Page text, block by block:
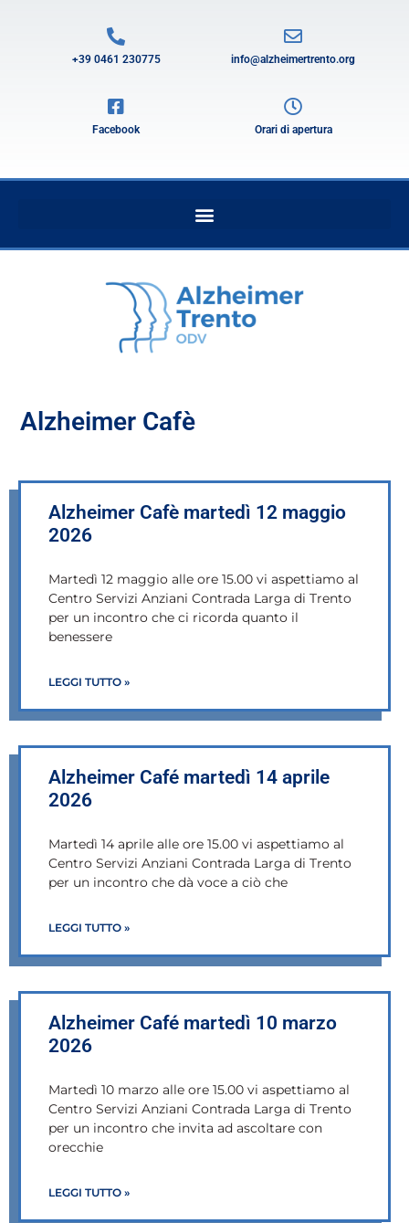
+39 0461 230775 info@alzheimertrento.org
Facebook Orari di apertura
Alzheimer Cafè
Alzheimer Cafè martedì 12 maggio
2026
Martedì 12 maggio alle ore 15.00 vi aspettiamo al
Centro Servizi Anziani Contrada Larga di Trento
per un incontro che ci ricorda quanto il
benessere
LEGGI TUTTO »
Alzheimer Café martedì 14 aprile
2026
Martedì 14 aprile alle ore 15.00 vi aspettiamo al
Centro Servizi Anziani Contrada Larga di Trento
per un incontro che dà voce a ciò che
LEGGI TUTTO »
Alzheimer Café martedì 10 marzo
2026
Martedì 10 marzo alle ore 15.00 vi aspettiamo al
Centro Servizi Anziani Contrada Larga di Trento
per un incontro che invita ad ascoltare con
orecchie
LEGGI TUTTO »